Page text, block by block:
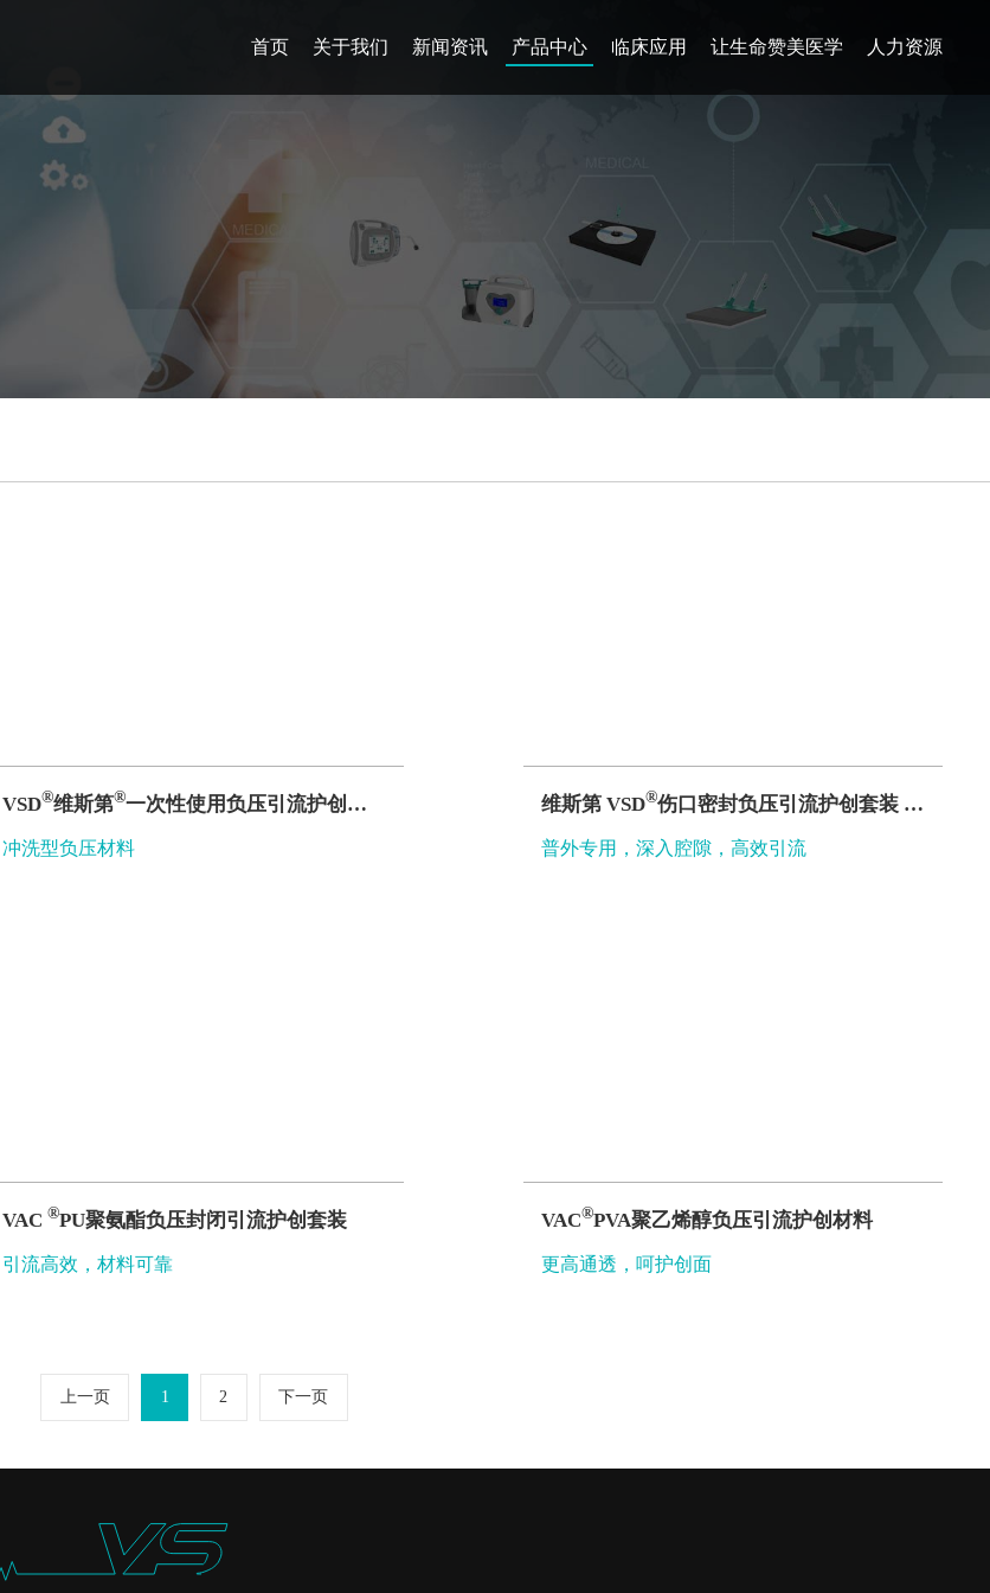
首页 关于我们 新闻资讯 产品中心 临床应用 让生命赞美医学 人力资源
VSD​​​​​​​®维斯第​​​​​​​®一次性使用负压引流护创材料（引流管套装）B型
冲洗型负压材料
维斯第 VSD®伤口密封负压引流护创套装 C型
普外专用，深入腔隙，高效引流
VAC®PU聚氨酯负压封闭引流护创套装
引流高效，材料可靠
VAC®PVA聚乙烯醇负压引流护创材料
更高通透，呵护创面
上一页 1 2 下一页